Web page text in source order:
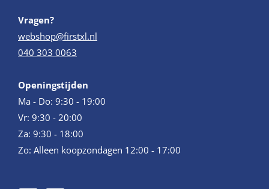
Vragen?
webshop@firstxl.nl
040 303 0063
Openingstijden
Ma - Do: 9:30 - 19:00
Vr: 9:30 - 20:00
Za: 9:30 - 18:00
Zo: Alleen koopzondagen 12:00 - 17:00